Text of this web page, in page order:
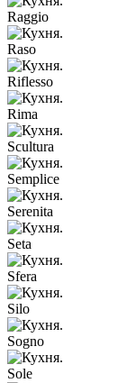
Raggio
Raso
Riflesso
Rima
Scultura
Semplice
Serenita
Seta
Sfera
Silo
Sogno
Sole